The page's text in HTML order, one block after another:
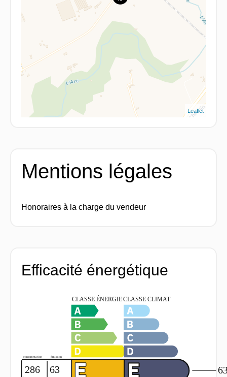
Leaflet
Mentions légales
Honoraires à la charge du vendeur
Efficacité énergétique